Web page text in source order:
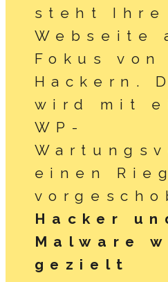
steht Ihre
Webseite
Fokus von
Hackern.
wird mit
WP-
einen
Hacker
Malware
gezielt